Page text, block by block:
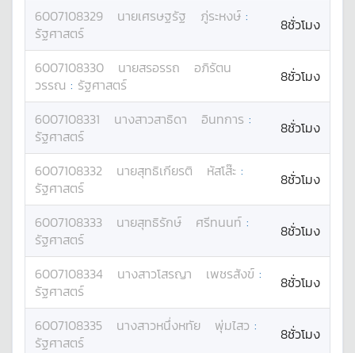
6007108329 นายเศรษฐรัฐ ภู่ระหงษ์ :
รัฐศาสตร์
8ชั่วโมง
6007108330 นายสรอรรถ
อภิรัตน
วรรณ : รัฐศาสตร์ 8ชั่วโมง
6007108331 นางสาวสาธิดา อินทการ :
รัฐศาสตร์
8ชั่วโมง
6007108332 นายสุทธิเกียรติ หัสโส๊ะ :
รัฐศาสตร์
8ชั่วโมง
6007108333 นายสุทธิรักษ์ ศรีทนนท์ :
รัฐศาสตร์
8ชั่วโมง
6007108334 นางสาวโสรญา เพชรสังข์ :
รัฐศาสตร์
8ชั่วโมง
6007108335 นางสาวหนึ่งหทัย พุ่มไสว :
รัฐศาสตร์
8ชั่วโมง